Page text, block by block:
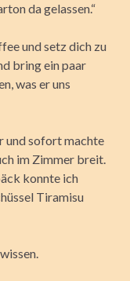
da gelassen.“
und setz dich zu
bring ein paar
was er uns
und sofort machte
im Zimmer breit.
konnte ich
Tiramisu